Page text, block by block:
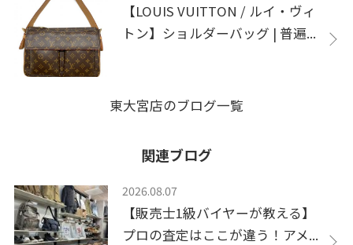
【LOUIS VUITTON / ルイ・ヴィ
トン】ショルダーバッグ | 普遍...
東大宮店のブログ一覧
関連ブログ
2026.08.07
【販売士1級バイヤーが教える】
プロの査定はここが違う！アメ...